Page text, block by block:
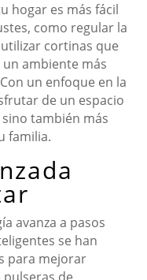
hogar es más fácil
como regular la
cortinas que
ambiente más
un enfoque en la
de un espacio
también más
familia.
avanza a pasos
se han
para mejorar